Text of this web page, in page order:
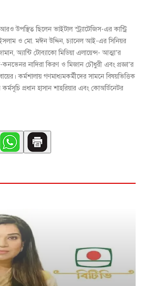
উপস্থিত ছিলেন ভাইটাল স্ট্র্যাটেজিস-এর কান্ট্রি
ও মো. মঈন উদ্দিন, চ্যানেল আই-এর সিনিয়র
অ্যান্টি টোব্যাকো মিডিয়া এলায়েন্স- আত্মা’র
নাদিরা কিরণ ও মিজান চৌধুরী এবং প্রজ্ঞা’র
কর্মশালায় গণমাধ্যমকর্মীদের সামনে বিষয়ভিত্তিক
কর্মসূচি প্রধান হাসান শাহরিয়ার এবং কোঅর্ডিনেটর